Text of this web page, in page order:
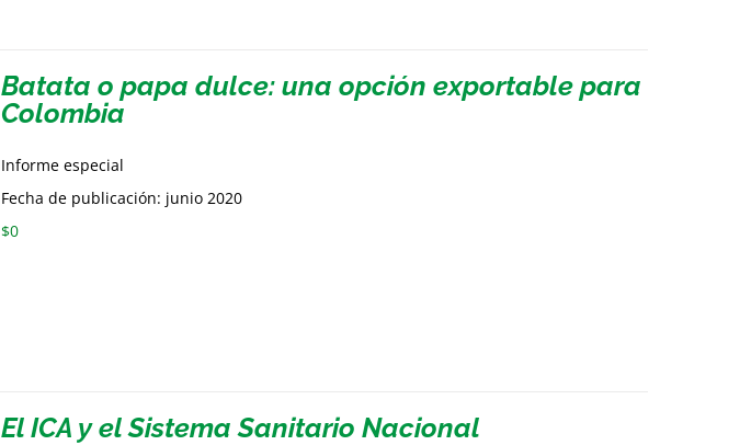
Batata o papa dulce: una opción exportable para
Colombia
Informe especial
Fecha de publicación: junio 2020
$0
El ICA y el Sistema Sanitario Nacional